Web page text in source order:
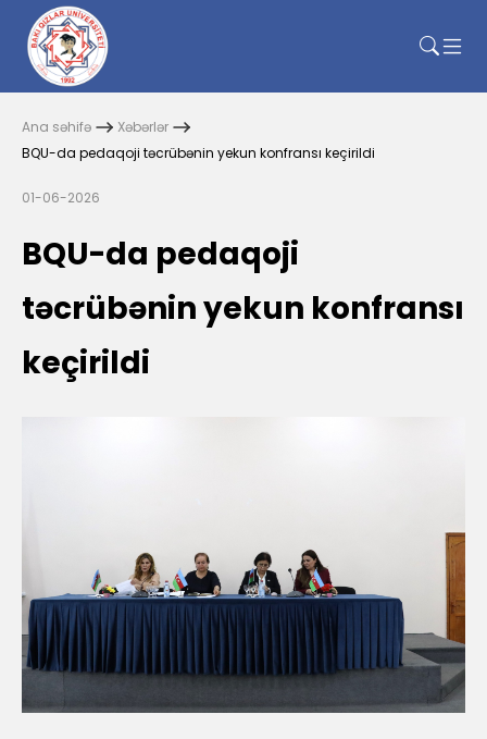
Ana səhifə
Xəbərlər
BQU-da pedaqoji təcrübənin yekun konfransı keçirildi
01-06-2026
BQU-da pedaqoji
təcrübənin yekun konfransı
keçirildi